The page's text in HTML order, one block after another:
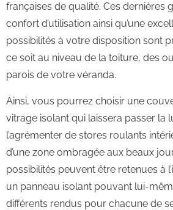
françaises de qualité. Ces dernières
confort d’utilisation ainsi qu’une
possibilités à votre disposition sont
ce soit au niveau de la toiture, des
parois de votre véranda.
Ainsi, vous pourrez choisir une
vitrage isolant qui laissera passer la
l’agrémenter de stores roulants
d’une zone ombragée aux beaux
possibilités peuvent être retenues à
un panneau isolant pouvant lui-
différents rendus pour chacune de